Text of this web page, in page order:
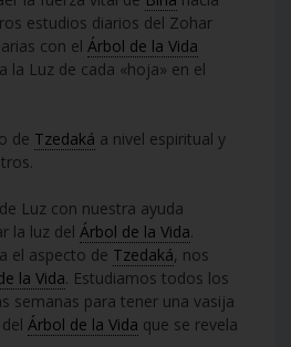
estudios diarios del Zohar
con el Árbol de la Vida
la Luz de cada «hoja» en el
de Tzedaká a nivel espiritual y
Luz con nuestra ayuda
la luz del Árbol de la Vida.
el aspecto de Tzedaká, nos
la Vida. Estudiamos todos los
semanas para tener una vasija
Árbol de la Vida que se revela